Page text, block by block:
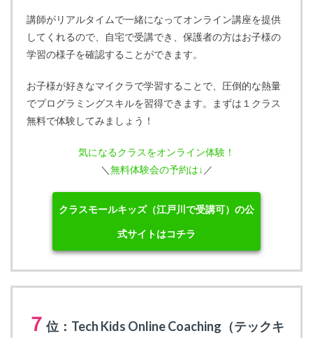
講師がリアルタイムで一緒になってオンライン講座を提供
してくれるので、自宅で受講でき、保護者の方はお子様の
学習の様子を確認することができます。
お子様が好きなマイクラで学習することで、圧倒的な熱量
でプログラミングスキルを習得できます。まずは１クラス
無料で体験してみましょう！
気になるクラスをオンライン体験！
＼ 無料体験会の予約は↓ ／
クラスモールキッズ（江戸川で受講可）の公
式サイトはコチラ
７ 位：Tech Kids Online Coaching（テックキ